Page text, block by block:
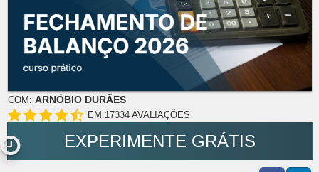
COM: ARNÓBIO DURÃES
EM 17334 AVALIAÇÕES
EXPERIMENTE GRÁTIS